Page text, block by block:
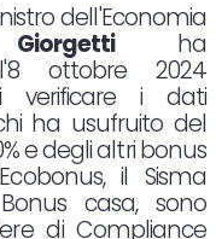
dell'Economia
ha
ottobre 2024
verificare i dati
ha usufruito del
e degli altri bonus
il Sisma
casa, sono
di Compliance